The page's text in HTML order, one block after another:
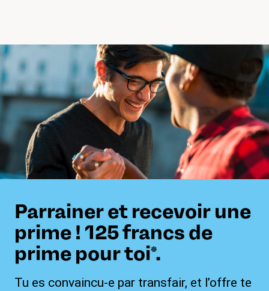
Parrainer et recevoir une
prime ! 125 francs de
prime pour toi*.
Tu es convaincu-e par transfair, et l’offre te